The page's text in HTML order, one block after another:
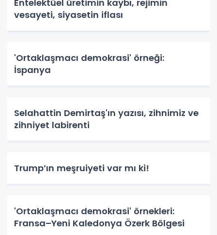
Entelektüel üretimin kaybı, rejimin
vesayeti, siyasetin iflası
'Ortaklaşmacı demokrasi' örneği:
İspanya
Selahattin Demirtaş'ın yazısı, zihnimiz ve
zihniyet labirenti
Trump’ın meşruiyeti var mı ki!
'Ortaklaşmacı demokrasi' örnekleri:
Fransa–Yeni Kaledonya Özerk Bölgesi